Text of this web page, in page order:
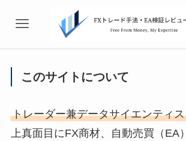
このサイトについて
トレーダー兼データサイエンティ
上真面目にFX商材、自動売買（EA